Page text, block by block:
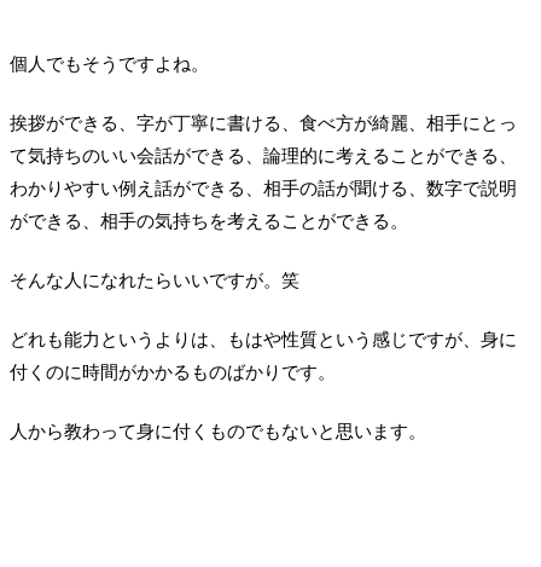
個人でもそうですよね。
挨拶ができる、字が丁寧に書ける、食べ方が綺麗、相手にとっ
て気持ちのいい会話ができる、論理的に考えることができる、
わかりやすい例え話ができる、相手の話が聞ける、数字で説明
ができる、相手の気持ちを考えることができる。
そんな人になれたらいいですが。笑
どれも能力というよりは、もはや性質という感じですが、身に
付くのに時間がかかるものばかりです。
人から教わって身に付くものでもないと思います。